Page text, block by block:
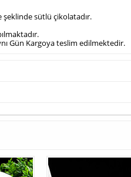
şeklinde sütlü çikolatadır.
Gün Kargoya teslim edilmektedir.